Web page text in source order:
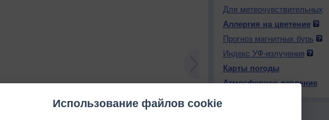
Для метеочувствительных
Аллергия на цветение
Прогноз магнитных бурь
Индекс УФ-излучения
Карты погоды
Атмосферное давление
Использование файлов cookie